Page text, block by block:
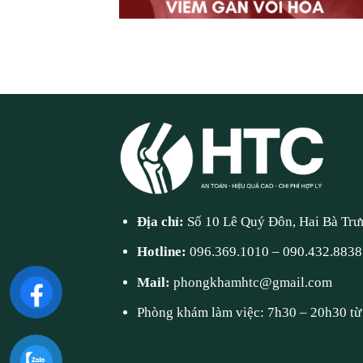
Địa chỉ: Số 10 Lê Quý Đôn, Hai Bà
Hotline:096.369.1010 –090.432.8838
Mail:phongkhamhtc@gmail.com
Phòng khám làm việc: 7h30 – 20h30